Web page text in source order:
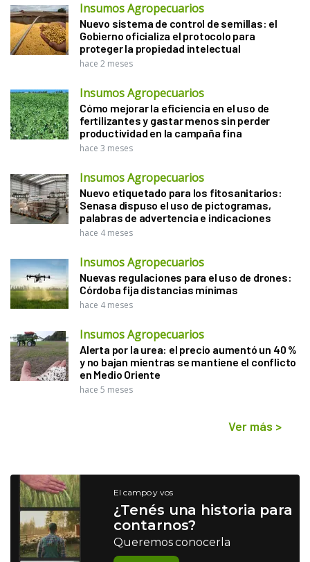
Insumos Agropecuarios
Nuevo sistema de control de semillas: el
Gobierno oficializa el protocolo para
proteger la propiedad intelectual
hace 2 meses
Insumos Agropecuarios
Cómo mejorar la eficiencia en el uso de
fertilizantes y gastar menos sin perder
productividad en la campaña fina
hace 3 meses
Insumos Agropecuarios
Nuevo etiquetado para los fitosanitarios:
Senasa dispuso el uso de pictogramas,
palabras de advertencia e indicaciones
hace 4 meses
Insumos Agropecuarios
Nuevas regulaciones para el uso de drones:
Córdoba fija distancias mínimas
hace 4 meses
Insumos Agropecuarios
Alerta por la urea: el precio aumentó un 40 %
y no bajan mientras se mantiene el conflicto
en Medio Oriente
hace 5 meses
Ver más >
El campo y vos
¿Tenés una historia para
contarnos?
Queremos conocerla